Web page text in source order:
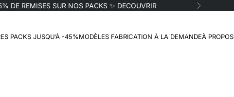
DE REMISES SUR NOS PACKS ✨ DECOUVRIR Suivant
PACKS JUSQU’À -45%MODÈLES FABRICATION À LA DEMANDEÀ PROPOS